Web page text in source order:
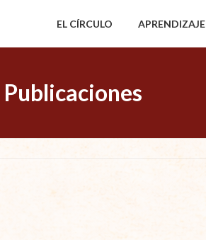
EL CÍRCULO APRENDIZAJE